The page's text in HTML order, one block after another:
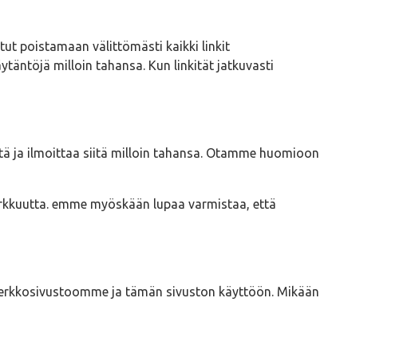
poistamaan välittömästi kaikki linkit
milloin tahansa. Kun linkität jatkuvasti
ja ilmoittaa siitä milloin tahansa. Otamme huomioon
emme myöskään lupaa varmistaa, että
ja tämän sivuston käyttöön. Mikään